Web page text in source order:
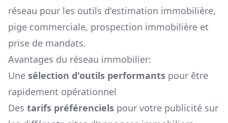
réseau pour les outils d'estimation immobilière,
pige commerciale, prospection immobilière et
prise de mandats.
Avantages du réseau immobilier:
Une sélection d'outils performants pour être
rapidement opérationnel
Des tarifs préférenciels pour votre publicité sur